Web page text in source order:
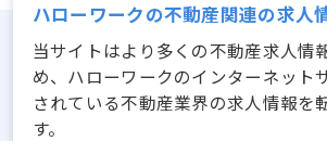
ハローワークの不動産関連の求人
当サイトはより多くの不動産求人情
め、ハローワークのインターネット
されている不動産業界の求人情報を
す。